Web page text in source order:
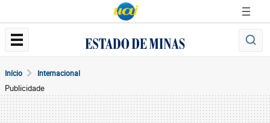
Início Internacional
Publicidade